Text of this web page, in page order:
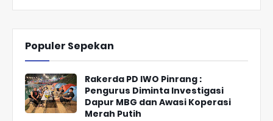
Populer Sepekan
Rakerda PD IWO Pinrang :
Pengurus Diminta Investigasi
Dapur MBG dan Awasi Koperasi
Merah Putih